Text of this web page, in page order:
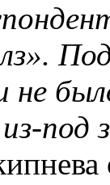
не
под